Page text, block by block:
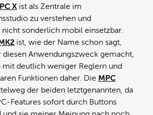
X ist als Zentrale im
zu verstehen und
sonderlich mobil einsetzbar.
ist, wie der Name schon sagt,
diesen Anwendungszweck gemacht,
deutlich weniger Reglern und
Funktionen daher. Die MPC
der beiden letztgenannten, da
Features sofort durch Buttons